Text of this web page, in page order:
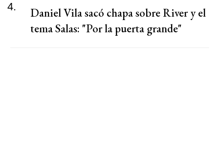
4.
Daniel Vila sacó chapa sobre River y el
tema Salas: "Por la puerta grande"